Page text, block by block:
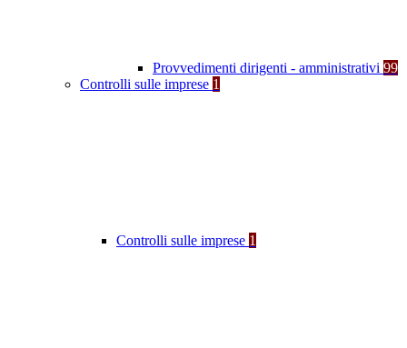
Provvedimenti dirigenti - amministrativi 99
Controlli sulle imprese 1
Controlli sulle imprese 1